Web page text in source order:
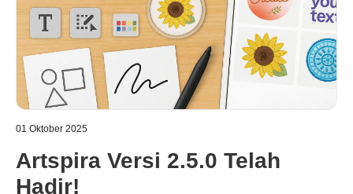
01 Oktober 2025
Artspira Versi 2.5.0 Telah
Hadir!